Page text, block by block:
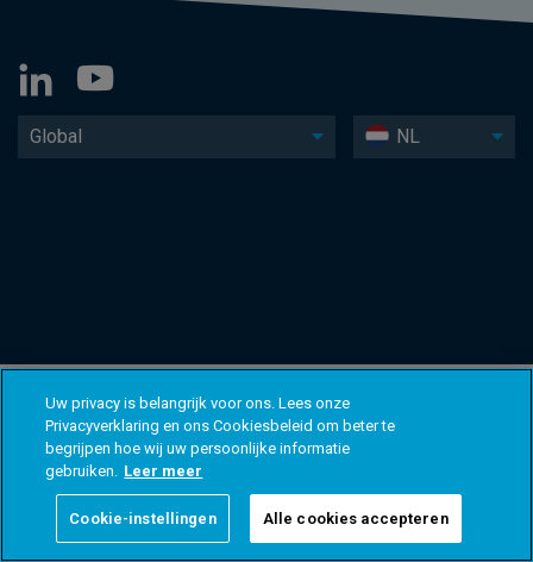
Global NL
Uw privacy is belangrijk voor ons. Lees onze
Privacyverklaring en ons Cookiesbeleid om beter te
begrijpen hoe wij uw persoonlijke informatie
gebruiken. Leer meer
Cookie-instellingen Alle cookies accepteren